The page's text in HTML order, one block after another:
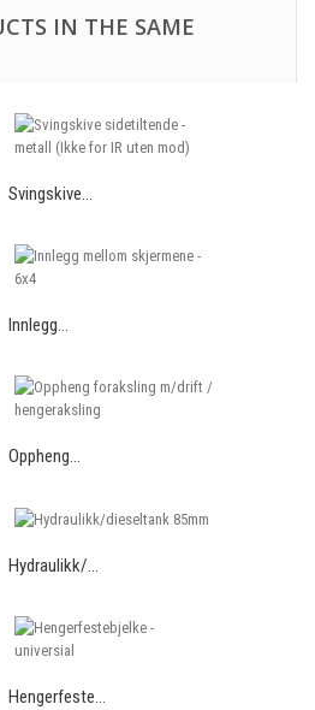
IN THE SAME
Svingskive...
Innlegg...
Oppheng...
Hydraulikk/...
Hengerfeste...